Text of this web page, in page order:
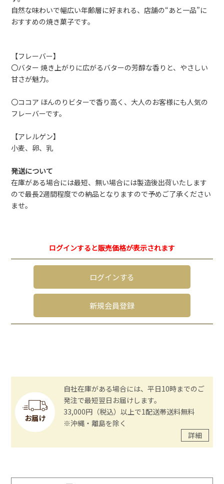
自然な味わいで幅広い年齢層に好まれる、店舗の“あと一品”に
おすすめの焼き菓子です。
【フレーバー】
〇バター 焼き上がりに広がるバターの芳醇な香りと、やさしい
甘さが魅力。
〇ココア ほんのりビターで香り高く、大人のお客様にも人気の
フレーバーです。
【アレルゲン】
小麦、卵、乳
発送について
在庫がある場合には最短、無い場合には製造後出荷いたします
ので最長2週間程度での納品となりますので予めご了承ください
ませ。
ログインすると販売価格が表示されます
ログインする
新規会員登録
お届け
自社在庫がある場合には、平日10時までのご
発注で最短翌日お届けします。
33,000円（税込）以上で1配送帯送料無料
※沖縄・離島を除く
詳細